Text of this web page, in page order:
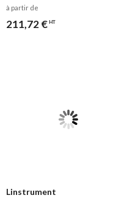
à partir de
211,72 € HT
Linstrument